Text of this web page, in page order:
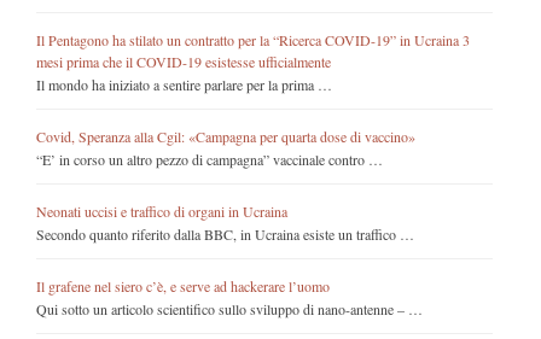
Il Pentagono ha stilato un contratto per la “Ricerca COVID-19” in Ucraina 3
mesi prima che il COVID-19 esistesse ufficialmente
Il mondo ha iniziato a sentire parlare per la prima …
Covid, Speranza alla Cgil: «Campagna per quarta dose di vaccino»
“E’ in corso un altro pezzo di campagna” vaccinale contro …
Neonati uccisi e traffico di organi in Ucraina
Secondo quanto riferito dalla BBC, in Ucraina esiste un traffico …
Il grafene nel siero c’è, e serve ad hackerare l’uomo
Qui sotto un articolo scientifico sullo sviluppo di nano-antenne – …